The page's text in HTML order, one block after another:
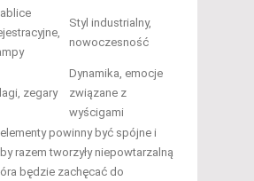
Styl industrialny,
nowoczesność
zegary
Dynamika, emocje
związane z
wyścigami
powinny być spójne i
razem tworzyły niepowtarzalną
będzie zachęcać do